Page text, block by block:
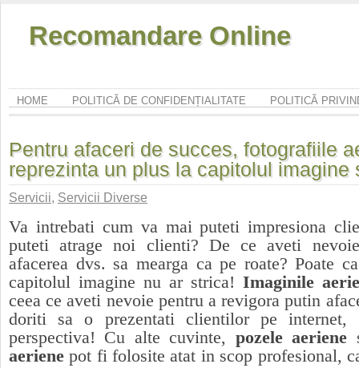
Recomandare Online
HOME POLITICĂ DE CONFIDENȚIALITATE POLITICĂ
Pentru afaceri de succes, fotografiile
reprezinta un plus la capitolul imagine
Servicii, Servicii Diverse
Va intrebati cum va mai puteti impresiona
puteti atrage noi clienti? De ce aveti
afacerea dvs. sa mearga ca pe roate? Poate
capitolul imagine nu ar strica! Imaginile
ceea ce aveti nevoie pentru a revigora putin
doriti sa o prezentati clientilor pe
perspectiva! Cu alte cuvinte, pozele aeriene
aerienepot fi folosite atat in scop profesional,